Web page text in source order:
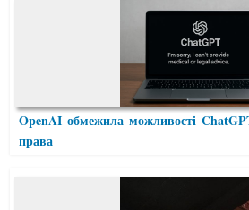
OpenAI обмежила можливості
права